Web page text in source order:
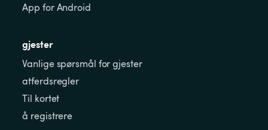
App for Android
gjester
Vanlige spørsmål for gjester
atferdsregler
Til kortet
å registrere